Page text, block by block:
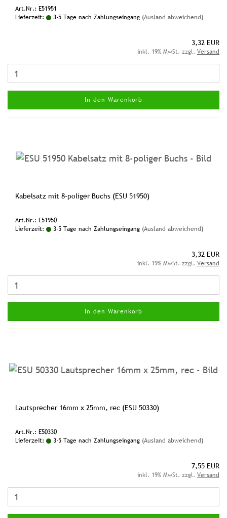
Art.Nr.: E51951
Lieferzeit:
3-5 Tage nach Zahlungseingang (Ausland abweichend)
3,32 EUR
inkl. 19% MwSt. zzgl. Versand
In den Warenkorb
Kabelsatz mit 8-poliger Buchs (ESU 51950)
Art.Nr.: E51950
Lieferzeit:
3-5 Tage nach Zahlungseingang (Ausland abweichend)
3,32 EUR
inkl. 19% MwSt. zzgl. Versand
In den Warenkorb
Lautsprecher 16mm x 25mm, rec (ESU 50330)
Art.Nr.: E50330
Lieferzeit:
3-5 Tage nach Zahlungseingang (Ausland abweichend)
7,55 EUR
inkl. 19% MwSt. zzgl. Versand